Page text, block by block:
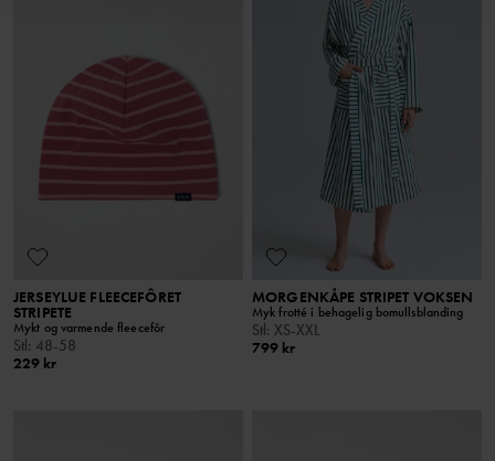
JERSEYLUE FLEECEFÔRET
STRIPETE
Mykt og varmende fleecefôr
Stl: 48-58
229 kr
MORGENKÅPE STRIPET VOKSEN
Myk frotté i behagelig bomullsblanding
Stl: XS-XXL
799 kr